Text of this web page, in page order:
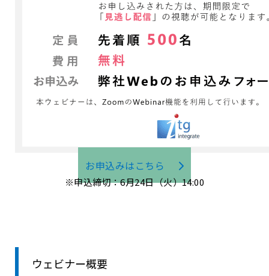
お申込みはこちら
※申込締切：6月24日（火）14:00
ウェビナー概要